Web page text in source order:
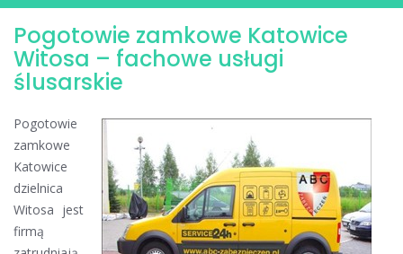
Usługi
ślusarskie
Katowice
Witosa
Pogotowie zamkowe Katowice
Witosa – fachowe usługi
ślusarskie
Pogotowie
zamkowe
Katowice
dzielnica
Witosa jest
firmą